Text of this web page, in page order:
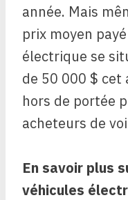
année. Mais
prix moyen
électrique se
de 50 000 $ cet
hors de portée
acheteurs de
En savoir plus
véhicules